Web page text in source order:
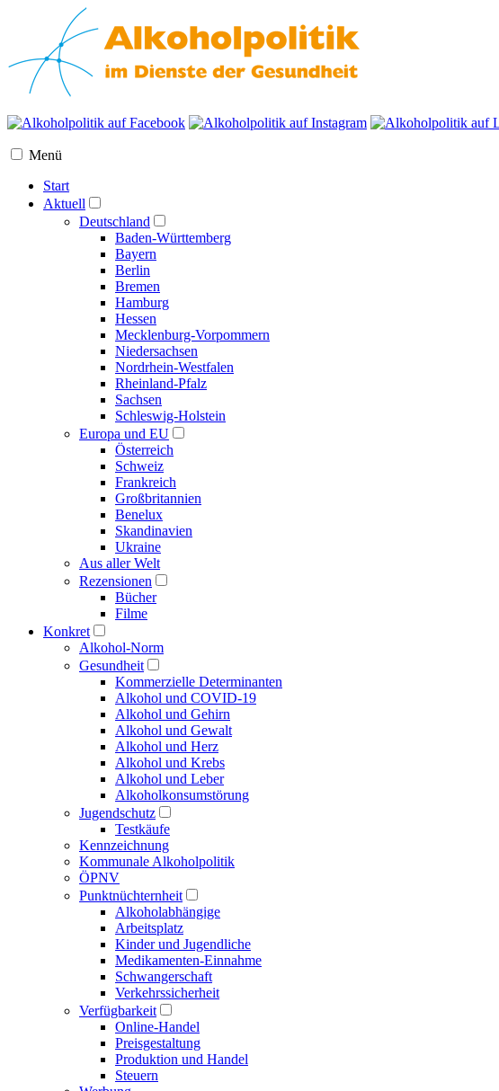
Menü
Start
Aktuell
Deutschland
Baden-Württemberg
Bayern
Berlin
Bremen
Hamburg
Hessen
Mecklenburg-Vorpommern
Niedersachsen
Nordrhein-Westfalen
Rheinland-Pfalz
Sachsen
Schleswig-Holstein
Europa und EU
Österreich
Schweiz
Frankreich
Großbritannien
Benelux
Skandinavien
Ukraine
Aus aller Welt
Rezensionen
Bücher
Filme
Konkret
Alkohol-Norm
Gesundheit
Kommerzielle Determinanten
Alkohol und COVID-19
Alkohol und Gehirn
Alkohol und Gewalt
Alkohol und Herz
Alkohol und Krebs
Alkohol und Leber
Alkoholkonsumstörung
Jugendschutz
Testkäufe
Kennzeichnung
Kommunale Alkoholpolitik
ÖPNV
Punktnüchternheit
Alkoholabhängige
Arbeitsplatz
Kinder und Jugendliche
Medikamenten-Einnahme
Schwangerschaft
Verkehrssicherheit
Verfügbarkeit
Online-Handel
Preisgestaltung
Produktion und Handel
Steuern